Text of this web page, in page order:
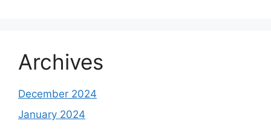
Archives
December 2024
January 2024